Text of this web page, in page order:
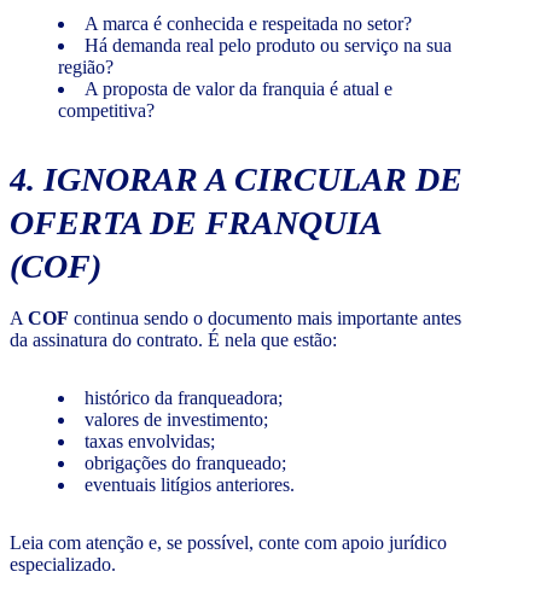
A marca é conhecida e respeitada no setor?
Há demanda real pelo produto ou serviço na sua
região?
A proposta de valor da franquia é atual e
competitiva?
4. IGNORAR A CIRCULAR DE
OFERTA DE FRANQUIA
(COF)
A COF continua sendo o documento mais importante antes
da assinatura do contrato. É nela que estão:
histórico da franqueadora;
valores de investimento;
taxas envolvidas;
obrigações do franqueado;
eventuais litígios anteriores.
Leia com atenção e, se possível, conte com apoio jurídico
especializado.